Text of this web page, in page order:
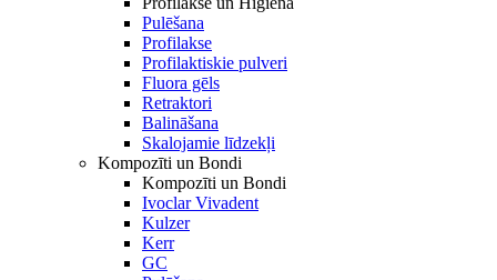
Pulēšana
Profilakse
Profilaktiskie pulveri
Fluora gēls
Retraktori
Balināšana
Skalojamie līdzekļi
Kompozīti un Bondi
Kompozīti un Bondi
Ivoclar Vivadent
Kulzer
Kerr
GC